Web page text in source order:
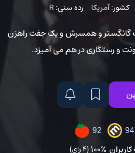
کشور:آمریکا رده سنی:R
گانگستر و همسرش و یک جفت راهزن
و رستگاری در هم می آمیزد.
94
92
100% (4 رای)